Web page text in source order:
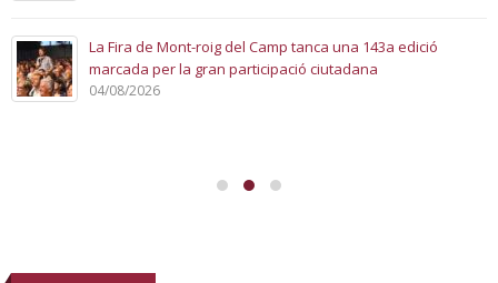
La Fira de Mont-roig del Camp tanca una 143a edició
marcada per la gran participació ciutadana
04/08/2026